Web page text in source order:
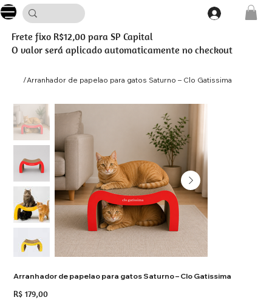
Frete fixo R$12,00 para SP Capital
O valor será aplicado automaticamente no checkout
/Arranhador de papelao para gatos Saturno – Clo Gatissima
Arranhador de papelao para gatos Saturno – Clo Gatissima
Preço
R$ 179,00